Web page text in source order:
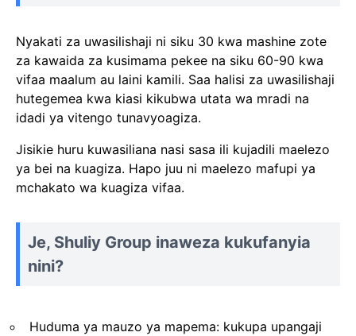
Nyakati za uwasilishaji ni siku 30 kwa mashine zote
za kawaida za kusimama pekee na siku 60-90 kwa
vifaa maalum au laini kamili. Saa halisi za uwasilishaji
hutegemea kwa kiasi kikubwa utata wa mradi na
idadi ya vitengo tunavyoagiza.
Jisikie huru kuwasiliana nasi sasa ili kujadili maelezo
ya bei na kuagiza. Hapo juu ni maelezo mafupi ya
mchakato wa kuagiza vifaa.
Je, Shuliy Group inaweza kukufanyia
nini?
Huduma ya mauzo ya mapema: kukupa upangaji